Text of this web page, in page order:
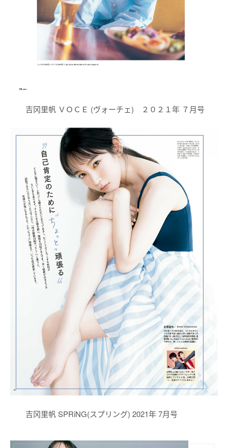
吉冈里帆 ＶＯＣＥ (ヴォーチェ) ２０２１年 ７月号
吉冈里帆 SPRiNG(スプリング) 2021年 7月号